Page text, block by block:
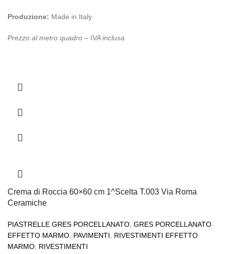
Produzione: Made in Italy
Prezzo al metro quadro – IVA inclusa
Crema di Roccia 60×60 cm 1^Scelta T.003 Via Roma
Ceramiche
PIASTRELLE GRES PORCELLANATO GRES PORCELLANATO
EFFETTO MARMO PAVIMENTI
RIVESTIMENTI EFFETTO
MARMO RIVESTIMENTI